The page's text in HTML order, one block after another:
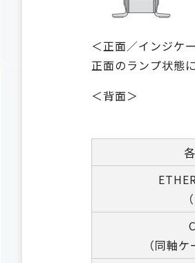
＜正面／インジケ
正面のランプ状態
＜背面＞
（同軸